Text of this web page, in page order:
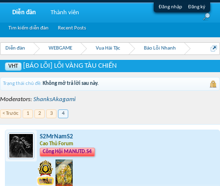
Đăng nhập Đăng ký
Diễn đàn WEBGAME Vua Hải Tặc Báo Lỗi Nhanh
VHT [BÁO LỖI] LỖI VÀNG TÀU CHIẾN
Trạng thái chủ đề: Không mở trả lời sau này.
Moderators: ShanksAkagami
< Trước 1 2 3 4
S2MrNamS2
Cao Thủ Forum
Công Hội MANUTD.S4
Diễn đàn
Tìm kiếm diễn đàn Recent Posts
Thành viên